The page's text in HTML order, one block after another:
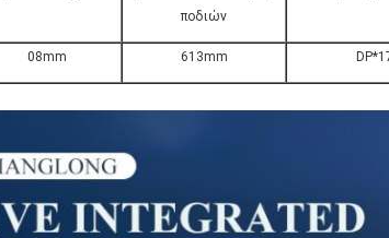
ποδιών
08mm 613mm